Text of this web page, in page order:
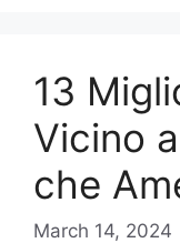
13
Vicino
che
March 14, 2024